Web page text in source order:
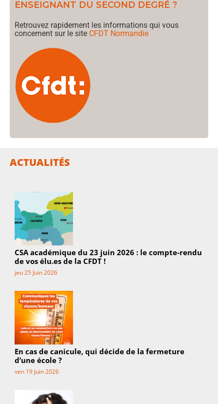
ENSEIGNANT DU SECOND DEGRÉ ?
Retrouvez rapidement les informations qui vous
concernent sur le site CFDT Normandie
ACTUALITÉS
CSA académique du 23 juin 2026 : le compte-rendu
de vos élu.es de la CFDT !
jeu 25 Juin 2026
En cas de canicule, qui décide de la fermeture
d’une école ?
ven 19 Juin 2026